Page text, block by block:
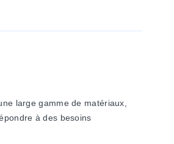
large gamme de matériaux,
à des besoins